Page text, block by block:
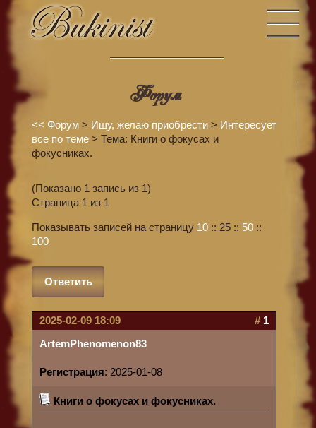
Форум
<< Форум > Ищу, желаю приобрести > Интересует
все по теме > Тема: Книги о фокусах и
фокусниках.
(Показано 1 запись из 1)
Страница 1 из 1
Показывать записей на страницу 10 :: 25 :: 50 ::
100
Ответить
2025-02-09 18:09 # 1
ArtemPhenomenon83
Регистрация: 2025-01-08
Книги о фокусах и фокусниках.